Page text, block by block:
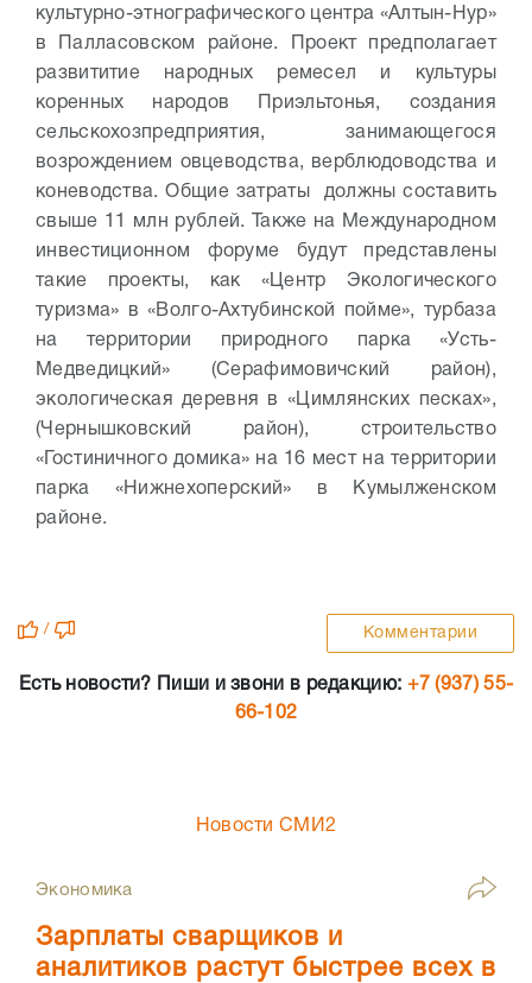
культурно-этнографического центра «Алтын-Нур»
в Палласовском районе. Проект предполагает
развититие народных ремесел и культуры
коренных народов Приэльтонья, создания
сельскохозпредприятия, занимающегося
возрождением овцеводства, верблюдоводства и
коневодства. Общие затраты должны составить
свыше 11 млн рублей.
Также на Международном
инвестиционном форуме будут представлены
такие проекты, как «Центр Экологического
туризма» в «Волго-Ахтубинской пойме», турбаза
на территории природного парка «Усть-
Медведицкий» (Серафимовичский район),
экологическая деревня в «Цимлянских песках»,
(Чернышковский район), строительство
«Гостиничного домика» на 16 мест на территории
парка «Нижнехоперский» в Кумылженском
районе.
/ Комментарии
Есть новости? Пиши и звони в редакцию: +7 (937) 55-
66-102
Новости СМИ2
Экономика
Зарплаты сварщиков и
аналитиков растут быстрее всех в